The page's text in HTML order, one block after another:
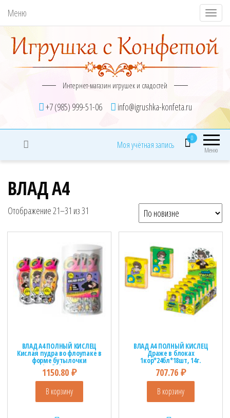
Меню
П
о
к
ь
/
С
т
н
в
и
г
а
Интернет-магазин игрушек и сладостей
+7 (985) 999-51-06 info@igrushka-konfeta.ru
Меню
0
Моя учётная запись
ВЛАД А4
Отображение 21–31 из 31 Сортировка: самые недавние
ВЛАД А4 ПОЛНЫЙ КИСЛЕЦ
Кислая пудра во флоупаке в
форме бутылочки
1кор*20бл*30шт, 10г.
1150.80 ₽
В корзину
ВЛАД А4 ПОЛНЫЙ КИСЛЕЦ
Драже в блоках
1кор*24бл*18шт, 14г.
707.76₽
В корзину